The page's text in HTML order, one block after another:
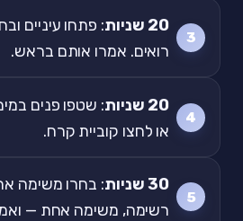
20 שניות
רואים. אמרו אותם בראש.
20 שניות
: שטפו פנים
או לחצו קוביית קרח.
30 שניות
: בחרו משימה
רשימה, משימה אחת —